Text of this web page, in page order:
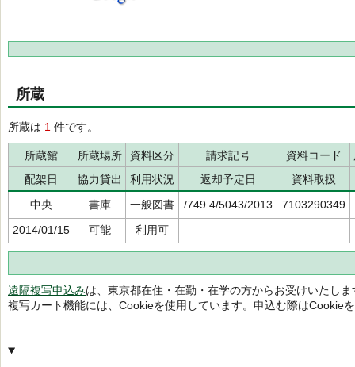
所蔵
所蔵は 1 件です。
所蔵館 所蔵場所 資料区分 請求記号 資料コード
配架日
協力貸出 利用状況 返却予定日
資料取扱
中央
書庫 一般図書 /749.4/5043/2013
7103290349
2014/01/15
可能 利用可
遠隔複写申込みは、東京都在住・在勤・在学の方からお受けいたしま
複写カート機能には、Cookieを使用しています。申込む際はCookie